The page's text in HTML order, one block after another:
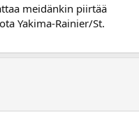
meidänkin piirtää
Yakima-Rainier/St.